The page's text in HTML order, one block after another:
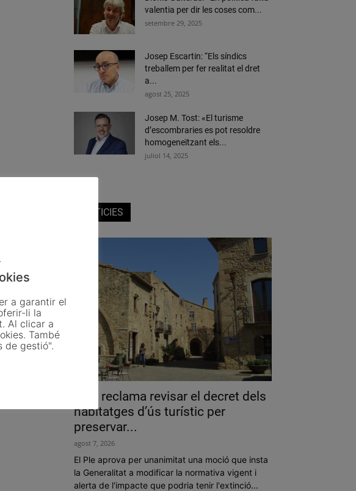
valentia per dir les coses com...
setembre 29, 2025
Josep Escartin: “Els síndics
treballem per fer realitat el dret
a...
agost 25, 2025
Josep M. Tost: «El turisme
d’escombraries es pot resoldre
homogeneïtzant els...
juliol 14, 2025
NOTICIES
Pals reclama revisar el decret dels
habitatges d’ús turístic per
preservar...
agost 7, 2026
El Ple aprova per unanimitat una moció que insta
la Generalitat a modificar la normativa vigent i
alerta de l'impacte que podria tenir l'extinció...
a garantir el
li la
Al clicar a
També
de gestió".